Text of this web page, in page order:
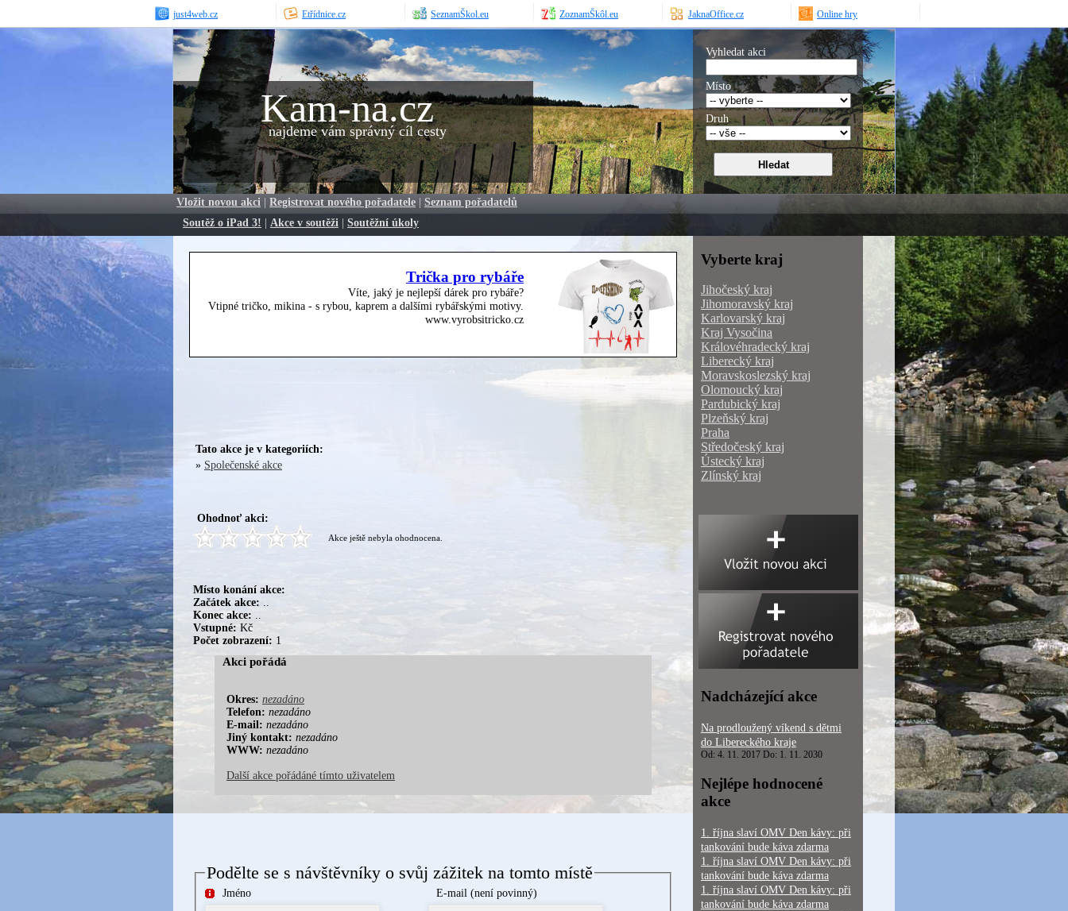
just4web.cz Etřídnice.cz SeznamŠkol.eu ZoznamŠkôl.eu JaknaOffice.cz Online hry
Kam-na.cz
najdeme vám správný cíl cesty
Vyhledat akci
Místo
Druh
Vložit novou akci | Registrovat nového pořadatele | Seznam pořadatelů
Soutěž o iPad 3! | Akce v soutěži | Soutěžní úkoly
Trička pro rybáře
Víte, jaký je nejlepší dárek pro rybáře?
Vtipné tričko, mikina - s rybou, kaprem a dalšími rybářskými motivy.
www.vyrobsitricko.cz
Tato akce je v kategoriích:
» Společenské akce
Ohodnoť akci:
Akce ještě nebyla ohodnocena.
Místo konání akce:
Začátek akce:
Konec akce:
Vstupné: Kč
Počet zobrazení: 1
Akci pořádá
Okres: nezadáno
Telefon: nezadáno
E-mail: nezadáno
Jiný kontakt: nezadáno
WWW: nezadáno
Další akce pořádáné tímto uživatelem
Podělte se s návštěvníky o svůj zážitek na tomto místě
Jméno E-mail (není povinný)
Vyberte kraj
Jihočeský kraj
Jihomoravský kraj
Karlovarský kraj
Kraj Vysočina
Královéhradecký kraj
Liberecký kraj
Moravskoslezský kraj
Olomoucký kraj
Pardubický kraj
Plzeňský kraj
Praha
Středočeský kraj
Ústecký kraj
Zlínský kraj
Nadcházející akce
Na prodloužený víkend s dětmi
do Libereckého kraje
Od: 4. 11. 2017 Do: 1. 11. 2030
Nejlépe hodnocené
akce
1. října slaví OMV Den kávy: při
tankování bude káva zdarma
1. října slaví OMV Den kávy: při
tankování bude káva zdarma
1. října slaví OMV Den kávy: při
tankování bude káva zdarma